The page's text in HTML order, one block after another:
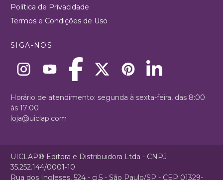
Política de Privacidade
Termos e Condições de Uso
SIGA-NOS
Horário de atendimento: segunda à sexta-feira, das 8:00
às 17:00
loja@uiclap.com
UICLAP® Editora e Distribuidora Ltda - CNPJ
35.252.144/0001-10
Rua dos Ingleses, 524 - cj.5 - São Paulo/SP - CEP 01329-